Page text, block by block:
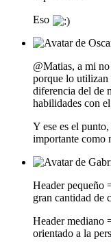
Eso
@Matias, a mi
porque lo utilizan
diferencia del de
habilidades con
Y ese es el
importante como
Header pequeño
gran cantidad de
Header mediano
orientado a la